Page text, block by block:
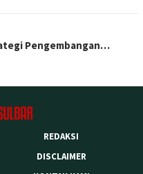
Pengembangan…
REDAKSI
DISCLAIMER